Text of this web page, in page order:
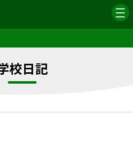
校日記